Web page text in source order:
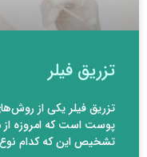
تزریق فیلر
تزریق فیلر یکی از
پوست است که امروزه از
تشخیص این که کدام